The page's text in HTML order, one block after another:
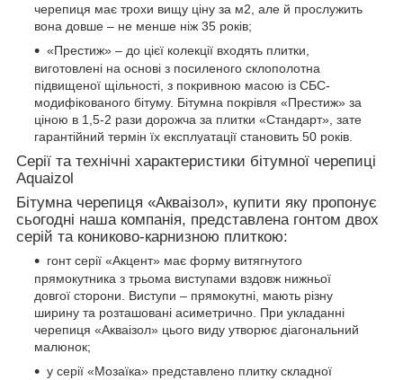
черепиця має трохи вищу ціну за м2, але й прослужить
вона довше – не менше ніж 35 років;
«Престиж» – до цієї колекції входять плитки,
виготовлені на основі з посиленого склополотна
підвищеної щільності, з покривною масою із СБС-
модифікованого бітуму. Бітумна покрівля «Престиж» за
ціною в 1,5-2 рази дорожча за плитки «Стандарт», зате
гарантійний термін їх експлуатації становить 50 років.
Серії та технічні характеристики бітумної черепиці
Aquaizol
Бітумна черепиця «Акваізол», купити яку пропонує
сьогодні наша компанія, представлена гонтом двох
серій та кониково-карнизною плиткою:
гонт серії «Акцент» має форму витягнутого
прямокутника з трьома виступами вздовж нижньої
довгої сторони. Виступи – прямокутні, мають різну
ширину та розташовані асиметрично. При укладанні
черепиця «Акваізол» цього виду утворює діагональний
малюнок;
у серії «Мозаїка» представлено плитку складної